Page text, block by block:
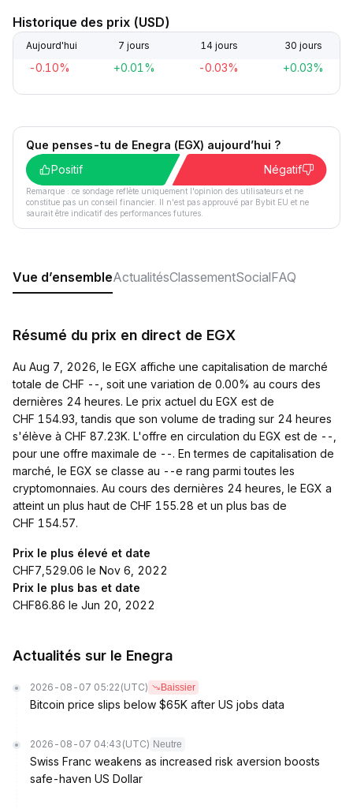
Historique des prix (USD)
Aujourd'hui 7 jours 14 jours 30 jours
-0.10% +0.01% -0.03% +0.03%
Que penses-tu de Enegra (EGX) aujourd’hui ?
Positif
Négatif
Remarque : ce sondage reflète uniquement l'opinion des utilisateurs et ne
constitue pas un conseil financier. Il n'est pas approuvé par Bybit EU et ne
saurait être indicatif des performances futures.
Vue d’ensembleActualitésClassementSocialFAQ
Résumé du prix en direct de EGX
Au Aug 7, 2026, le EGX affiche une capitalisation de marché
totale de CHF --, soit une variation de 0.00% au cours des
dernières 24 heures. Le prix actuel du EGX est de
CHF 154.93, tandis que son volume de trading sur 24 heures
s'élève à CHF 87.23K. L'offre en circulation du EGX est de --,
pour une offre maximale de --. En termes de capitalisation de
marché, le EGX se classe au --e rang parmi toutes les
cryptomonnaies. Au cours des dernières 24 heures, le EGX a
atteint un plus haut de CHF 155.28 et un plus bas de
CHF 154.57.
Prix le plus élevé et date
CHF7,529.06 le Nov 6, 2022
Prix le plus bas et date
CHF86.86 le Jun 20, 2022
Actualités sur le Enegra
2026-08-07 05:22 (UTC) Baissier
Bitcoin price slips below $65K after US jobs data
2026-08-07 04:43 (UTC) Neutre
Swiss Franc weakens as increased risk aversion boosts
safe-haven US Dollar